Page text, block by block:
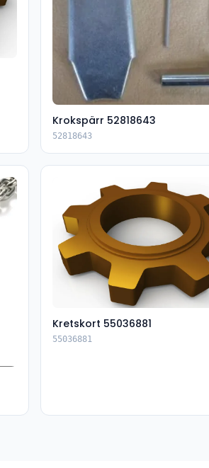
Krokspärr 52818643
52818643
Kretskort 55036881
55036881